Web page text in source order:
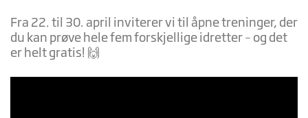
Fra 22. til 30. april inviterer vi til åpne treninger, der
du kan prøve hele fem forskjellige idretter – og det
er helt gratis! 🙌